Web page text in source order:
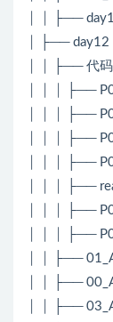
│ │ ├──
│ ├── day12
│ │ ├── 代码
│ │ │ ├──
│ │ │ ├──
│ │ │ ├──
│ │ │ ├──
│ │ │ ├──
│ │ │ ├──
│ │ │ ├──
│ │ ├──
│ │ ├──
│ │ ├──